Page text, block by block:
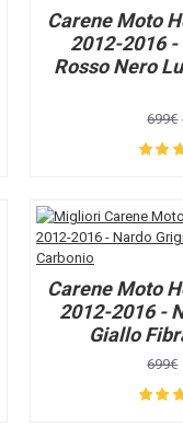
Carene Moto
2012-2016
Rosso Nero
699€
Carene Moto
2012-2016 -
Giallo
699€